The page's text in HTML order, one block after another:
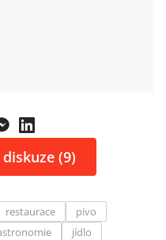
(9)
restaurace
pivo
jídlo